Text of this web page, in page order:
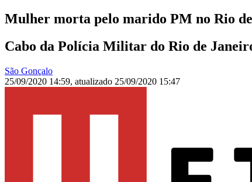
Mulher morta pelo marido PM no Rio
Cabo da Polícia Militar do Rio de
São Gonçalo
25/09/2020 14:59, atualizado 25/09/2020 15:47